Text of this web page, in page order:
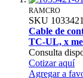
RAMCRO
SKU 1033421
Cable de
TC-UL, x
Consulta
Cotizar aquí
Agregar a